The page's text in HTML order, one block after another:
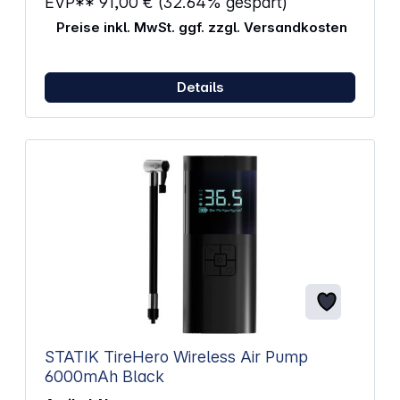
Preise inkl. MwSt. ggf. zzgl. Versandkosten
Details
STATIK TireHero Wireless Air Pump
6000mAh Black